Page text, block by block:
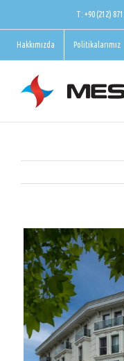
T: +90 (212) 871
Hakkımızda Politikalarımız